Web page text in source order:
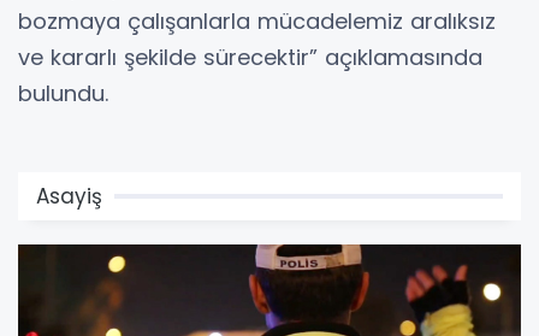
bozmaya çalışanlarla mücadelemiz aralıksız
ve kararlı şekilde sürecektir” açıklamasında
bulundu.
Asayiş